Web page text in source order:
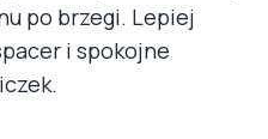
po brzegi. Lepiej
i spokojne